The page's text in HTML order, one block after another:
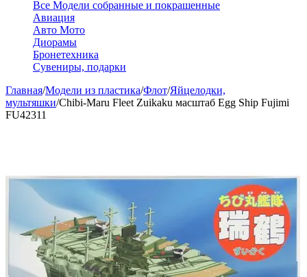
Все Модели собранные и покрашенные
Авиация
Авто Мото
Диорамы
Бронетехника
Сувениры, подарки
Главная/Модели из пластика/Флот/Яйцелодки,
мультяшки/Chibi-Maru Fleet Zuikaku масштаб Egg Ship Fujimi
FU42311